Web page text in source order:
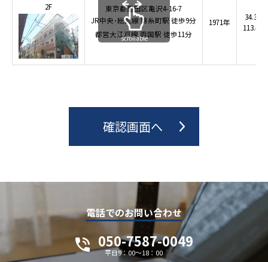
2F
東京都墨田区亀沢4-16-7
JR中央･総武線 錦糸町駅 徒歩9分
都営大江戸線 両国駅 徒歩11分
1971年
34.31
113.41
scrollable
電話でのお問い合わせ
050-7587-0049
平日9：00～18：00